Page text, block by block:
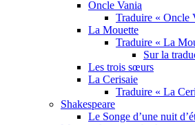
Oncle Vania
Traduire « Oncle
La Mouette
Traduire « La
Sur la
Les trois sœurs
La Cerisaie
Traduire « La
Shakespeare
Le Songe d’une nuit